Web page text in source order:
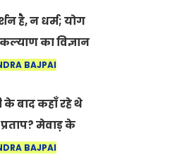
है, न धर्म; योग
का विज्ञान
योग दिवस
BAJPAI
के बाद कहाँ रहे थे
मेवाड़ के
वह अनकहा
BAJPAI